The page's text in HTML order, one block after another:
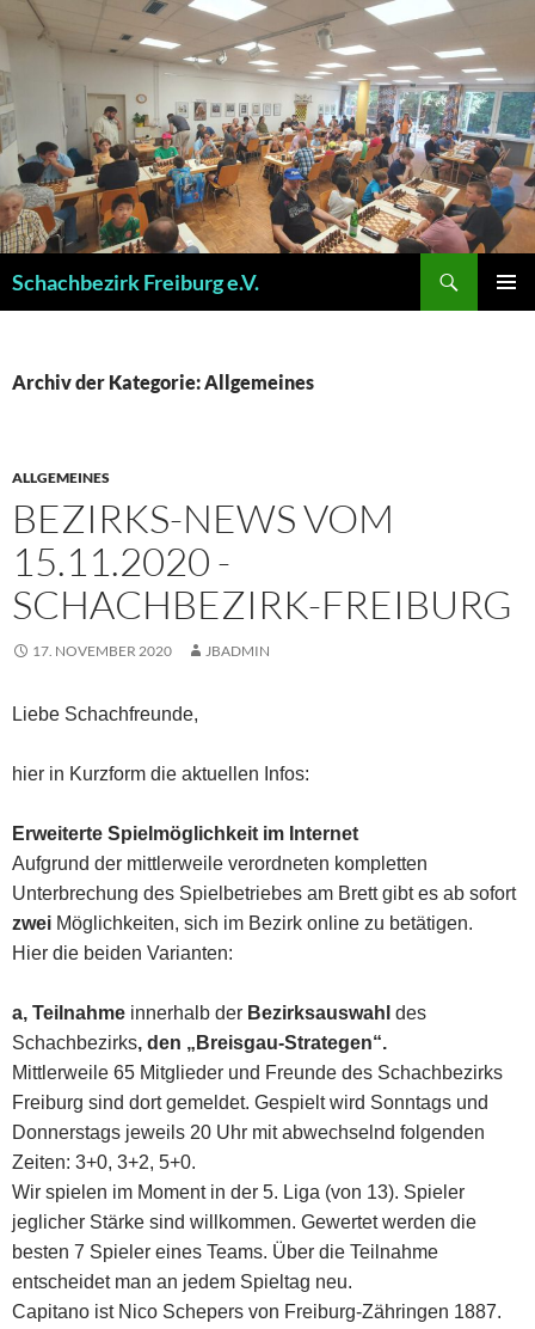
Zum
Inhalt
springen
Schachbezirk Freiburg e.V.
Archiv der Kategorie: Allgemeines
ALLGEMEINES
BEZIRKS-NEWS VOM
15.11.2020 -
SCHACHBEZIRK-FREIBURG
17. NOVEMBER 2020 JBADMIN
Liebe Schachfreunde,
hier in Kurzform die aktuellen Infos:
Erweiterte Spielmöglichkeit im Internet
Aufgrund der mittlerweile verordneten kompletten
Unterbrechung des Spielbetriebes am Brett gibt es ab sofort
zwei Möglichkeiten, sich im Bezirk online zu betätigen.
Hier die beiden Varianten:
a, Teilnahme innerhalb der Bezirksauswahl des
Schachbezirks, den „Breisgau-Strategen“.
Mittlerweile 65 Mitglieder und Freunde des Schachbezirks
Freiburg sind dort gemeldet. Gespielt wird Sonntags und
Donnerstags jeweils 20 Uhr mit abwechselnd folgenden
Zeiten: 3+0, 3+2, 5+0.
Wir spielen im Moment in der 5. Liga (von 13). Spieler
jeglicher Stärke sind willkommen. Gewertet werden die
besten 7 Spieler eines Teams. Über die Teilnahme
entscheidet man an jedem Spieltag neu.
Capitano ist Nico Schepers von Freiburg-Zähringen 1887.